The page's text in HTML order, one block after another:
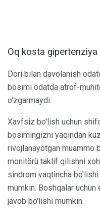
Oq kosta
Dori bilan davolanish
bosimi odatda atrof-
o'zgarmaydi.
Xavfsiz bo'lish uchun
bosimingizni yaqindan
rivojlanayotgan muammo
monitörü taklif qilishni
sindrom vaqtincha
mumkin. Boshqalar
javob bo'lishi mumkin.